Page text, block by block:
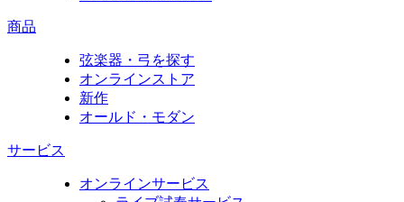
商品
弦楽器・弓を探す
オンラインストア
新作
オールド・モダン
サービス
オンラインサービス